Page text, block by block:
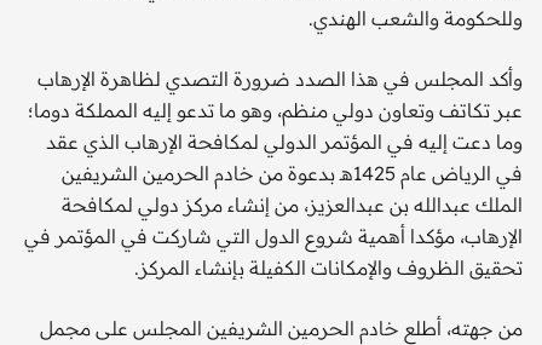
وللحكومة والشعب الهندي.
وأكد المجلس في هذا الصدد ضرورة التصدي لظاهرة الإرهاب
عبر تكاتف وتعاون دولي منظم، وهو ما تدعو إليه المملكة دوما؛
وما دعت إليه في المؤتمر الدولي لمكافحة الإرهاب الذي عقد
في الرياض عام 1425هـ بدعوة من خادم الحرمين الشريفين
الملك عبدالله بن عبدالعزيز، من إنشاء مركز دولي لمكافحة
الإرهاب، مؤكدا أهمية شروع الدول التي شاركت في المؤتمر في
تحقيق الظروف والإمكانات الكفيلة بإنشاء المركز.
من جهته، أطلع خادم الحرمين الشريفين المجلس على مجمل